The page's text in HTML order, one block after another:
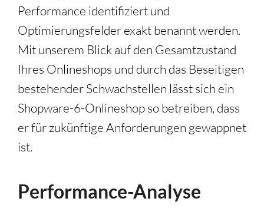
Performance identifiziert und
Optimierungsfelder exakt benannt werden.
Mit unserem Blick auf den Gesamtzustand
Ihres Onlineshops und durch das Beseitigen
bestehender Schwachstellen lässt sich ein
Shopware-6-Onlineshop so betreiben, dass
er für zukünftige Anforderungen gewappnet
ist.
Performance-Analyse